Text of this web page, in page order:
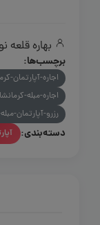
بهاره قلعه
برچسب‌ها:
اجاره-آپارتمان-
اجاره-مبله-
رزرو-آپارتمان-
دسته‌بندی: